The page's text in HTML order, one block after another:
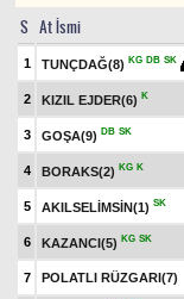
S At İsmi
1 TUNÇDAĞ(8) KG DB SK
2 KIZIL EJDER(6) K
3 GOŞA(9) DB SK
4 BORAKS(2) KG K
5 AKILSELİMSİN(1) SK
6 KAZANCI(5) KG SK
7 POLATLI RÜZGARI(7)